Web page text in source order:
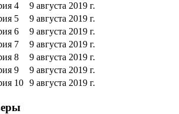
4
9 августа 2019 г.
5
9 августа 2019 г.
6
9 августа 2019 г.
7
9 августа 2019 г.
8
9 августа 2019 г.
9
9 августа 2019 г.
10 9 августа 2019 г.